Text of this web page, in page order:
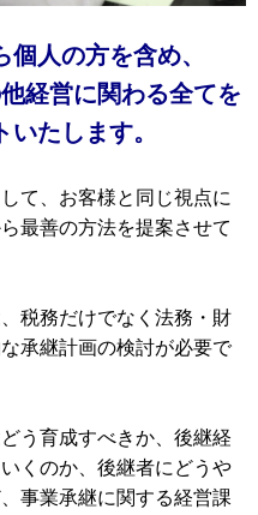
人の方を含め、
経営に関わる全てを
たします。
て、お客様と同じ視点に
最善の方法を提案させて
税務だけでなく法務・財
承継計画の検討が必要で
う育成すべきか、後継経
くのか、後継者にどうや
事業承継に関する経営課